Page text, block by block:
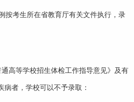
按考生所在省教育厅有关文件执行，录
高等学校招生体检工作指导意见》及有
病者，学校可以不予录取：